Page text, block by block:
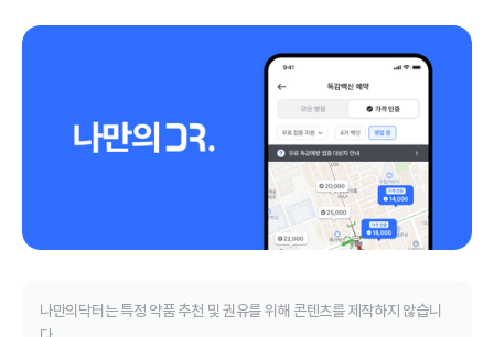
나만의닥터는 특정 약품 추천 및 권유를 위해 콘텐츠를 제작하지 않습니